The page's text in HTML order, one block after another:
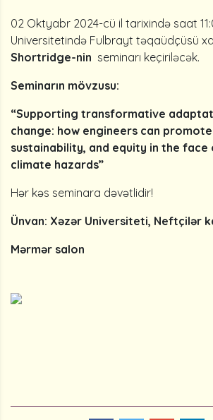
02 Oktyabr 2024-cü il tarixində saat
Universitetində Fulbrayt təqaüdçüsü
Shortridge-nin seminarı keçiriləcək.
Seminarın mövzusu:
“Supporting transformative
change: how engineers can
sustainability, and equity in the face
climate hazards”
Hər kəs seminara dəvətlidir!
Ünvan: Xəzər Universiteti, Neftçilər
Mərmər salon